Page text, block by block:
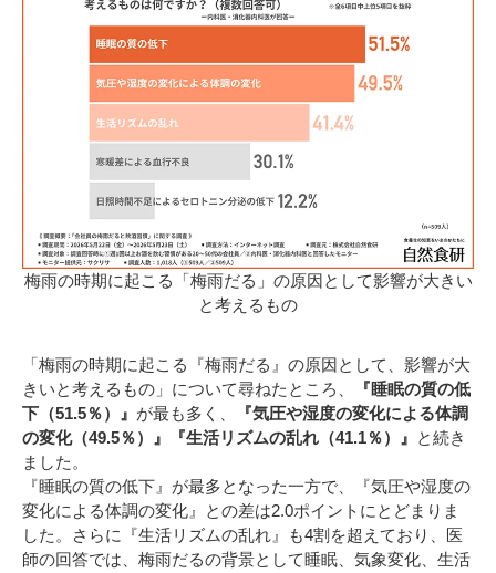
梅雨の時期に起こる「梅雨だる」の原因として影響が大きい
と考えるもの
「梅雨の時期に起こる『梅雨だる』の原因として、影響が大
きいと考えるもの」について尋ねたところ、
『睡眠の質の低
下（51.5％）』 が最も多く、
『気圧や湿度の変化による体調
の変化（49.5％）』『生活リズムの乱れ（41.1％）』 と続き
ました。
『睡眠の質の低下』が最多となった一方で、『気圧や湿度の
変化による体調の変化』との差は2.0ポイントにとどまりま
した。さらに『生活リズムの乱れ』も4割を超えており、医
師の回答では、梅雨だるの背景として睡眠、気象変化、生活